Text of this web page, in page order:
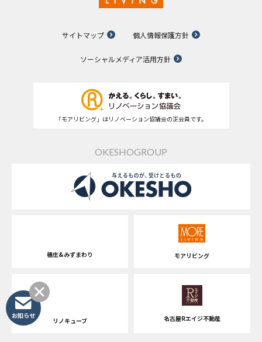
サイトマップ 個人情報保護方針
ソーシャルメディア活用方針
「モアリビング」はリノベーション協議会の正会員です。
OKESHOGROUP
桶庄&みずまわり モアリビング
リノキューブ 名古屋Rエイジ不動産
お知らせ